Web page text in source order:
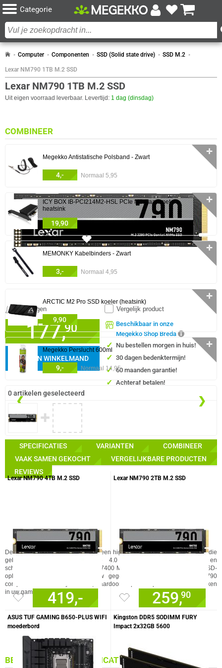
Categorie
Computer Componenten SSD (Solid state drive) SSD M.2
Lexar NM790 1TB M.2 SSD
Lexar NM790 1TB M.2 SSD
Uit eigen voorraad leverbaar. Levertijd: 1 dag (dinsdag)
❮ ❯
De Lexar NM790 1TB M.2 SSD is een high-performance solid-state drive die
gebruikmaakt van NVMe PCIe 4.0 x4-technologie. Met lees- en
schrijfsnelheden tot respectievelijk 7400 MB/s en 6500 MB/s biedt deze SSD-
oplossing snelle toegang tot uw gegevens. Bovendien is de NM790
compatibel met de PlayStation 5, waardoor u optimale prestaties kunt bereiken
in uw gaming-setup.
BELANGRIJKSTE SPECIFICATIES
177,90
IN WINKELMAND
Beschikbaar in onze
Megekko Shop Breda
✓ Nu bestellen morgen in huis!
✓ 30 dagen bedenktermijn!
✓ 60 maanden garantie!
✓ Achteraf betalen!
Vergelijk product
Meldingen
SPECIFICATIES VARIANTEN
COMBINEER
VAAK SAMEN GEKOCHT
VERGELIJKBARE PRODUCTEN
REVIEWS
COMBINEER
Megekko Antistatische Polsband - Zwart
4,- Normaal 5,95
✛
ICY BOX IB-PCI214M2-HSL PCIe M2. kaart met
heatsink
19,90
✛
MEMONKY Kabelbinders - Zwart
3,- Normaal 4,95
✛
ARCTIC M2 Pro SSD koeler (heatsink)
9,90
✛
Megekko Perslucht 600ml
9,- Normaal 14,95
✛
0 artikelen geselecteerd
✚
VAAK SAMEN GEKOCHT MET
Lexar NM790 4TB M.2 SSD
419,-
Lexar NM790 2TB M.2 SSD
259,90
ASUS TUF GAMING B650-PLUS WIFI
moederbord
Kingston DDR5 SODIMM FURY
Impact 2x32GB 5600